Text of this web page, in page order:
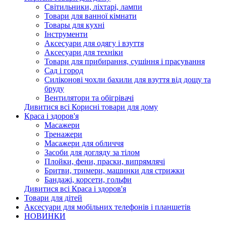
Світильники, ліхтарі, лампи
Товари для ванної кімнати
Товары для кухні
Інструменти
Аксесуари для одягу і взуття
Аксесуари для техніки
Товари для прибирання, сушіння і прасування
Сад і город
Силіконові чохли бахили для взуття від дощу та
бруду
Вентилятори та обігрівачі
Дивитися всі Корисні товари для дому
Краса і здоров'я
Масажери
Тренажери
Масажери для обличчя
Засоби для догляду за тілом
Плойки, фени, праски, випрямлячі
Бритви, тримери, машинки для стрижки
Бандажі, корсети, гольфи
Дивитися всі Краса і здоров'я
Товари для дітей
Аксесуари для мобільних телефонів і планшетів
НОВИНКИ